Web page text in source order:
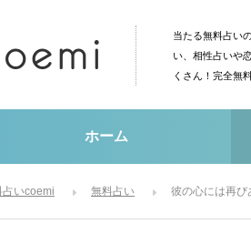
当たる無料占い
い、相性占いや
くさん！完全無
ホーム
占いcoemi 無料占い 彼の心には再び